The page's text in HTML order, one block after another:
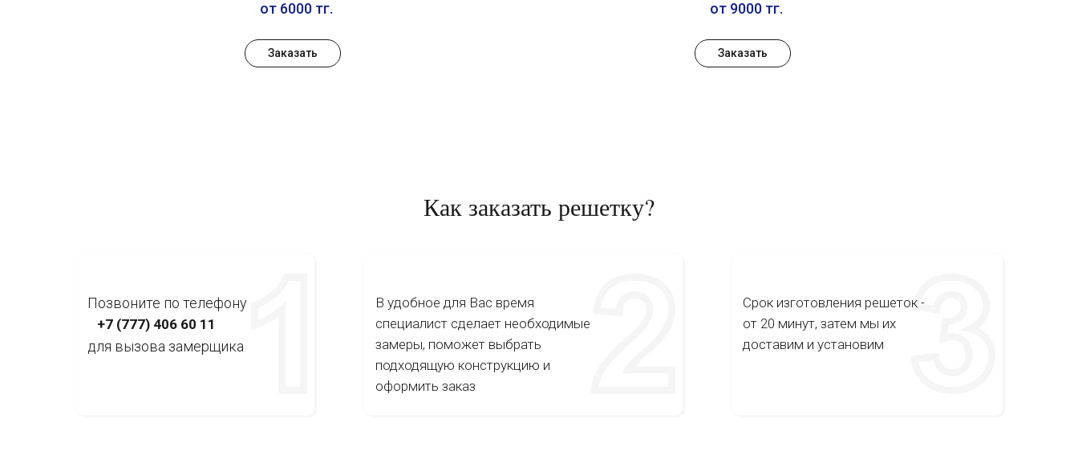
от 6000 тг. от 9000 тг.
Заказать
Заказать
Как заказать решетку?
Позвоните по телефону
В удобное для Вас время
специалист сделает необходимые
замеры, поможет выбрать
подходящую конструкцию и
оформить заказ
Срок изготовления решеток -
от 20 минут, затем мы их
доставим и установим
+7 (777) 406 60 11
для вызова замерщика